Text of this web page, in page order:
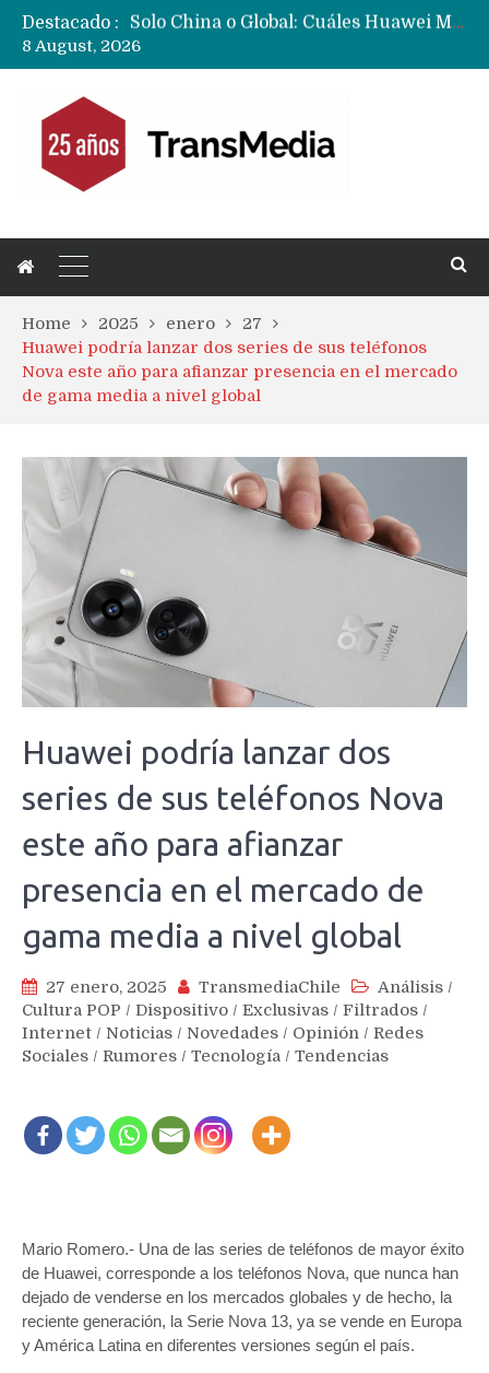
Destacado :
Data Centers de Huawei en Chile, México, Brasil,Perú y Argentina podrían verse afectados por arremetida de EE.UU
8 August, 2026
Home 2025 enero
27
Huawei podría lanzar dos series de sus teléfonos
Nova este año para afianzar presencia en el mercado
de gama media a nivel global
Huawei podría lanzar dos
series de sus teléfonos Nova
este año para afianzar
presencia en el mercado de
gama media a nivel global
27 enero, 2025 TransmediaChile Análisis /
Cultura POP / Dispositivo / Exclusivas / Filtrados /
Internet / Noticias / Novedades / Opinión / Redes
Sociales / Rumores / Tecnología / Tendencias
Mario Romero.- Una de las series de teléfonos de mayor éxito
de Huawei, corresponde a los teléfonos Nova, que nunca han
dejado de venderse en los mercados globales y de hecho, la
reciente generación, la Serie Nova 13, ya se vende en Europa
y América Latina en diferentes versiones según el país.